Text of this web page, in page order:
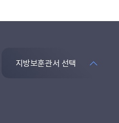
지방보훈관서 선택